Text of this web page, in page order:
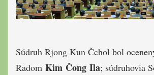
Súdruh Rjong Kun Čchol bol
Radom Kim Čong Ila; súdruhovia